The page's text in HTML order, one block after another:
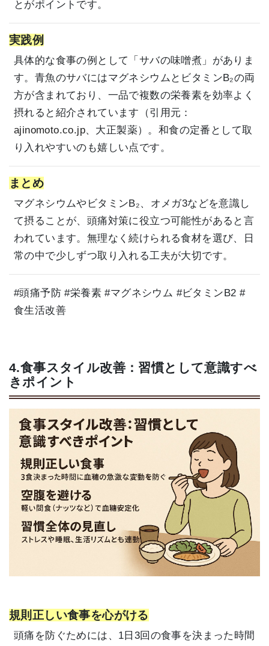
とがポイントです。
実践例
具体的な食事の例として「サバの味噌煮」がありま
す。青魚のサバにはマグネシウムとビタミンB₂の両
方が含まれており、一品で複数の栄養素を効率よく
摂れると紹介されています（引用元：
ajinomoto.co.jp、 大正製薬）。和食の定番として取
り入れやすいのも嬉しい点です。
まとめ
マグネシウムやビタミンB₂、オメガ3などを意識し
て摂ることが、頭痛対策に役立つ可能性があると言
われています。無理なく続けられる食材を選び、日
常の中で少しずつ取り入れる工夫が大切です。
#頭痛予防 #栄養素 #マグネシウム #ビタミンB2 #
食生活改善
4.食事スタイル改善：習慣として意識すべ
きポイント
規則正しい食事を心がける
頭痛を防ぐためには、1日3回の食事を決まった時間